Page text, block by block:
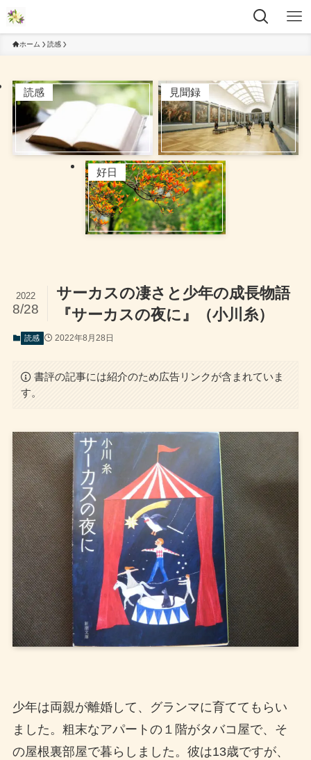
ホーム 読感
読感 見聞録
好日
サーカスの凄さと少年の成長物語
『サーカスの夜に』（小川糸）
2022
8/28
読感 2022年8月28日
書評の記事には紹介のため広告リンクが含まれていま
す。
少年は両親が離婚して、グランマに育ててもらい
ました。粗末なアパートの１階がタバコ屋で、そ
の屋根裏部屋で暮らしました。彼は13歳ですが、